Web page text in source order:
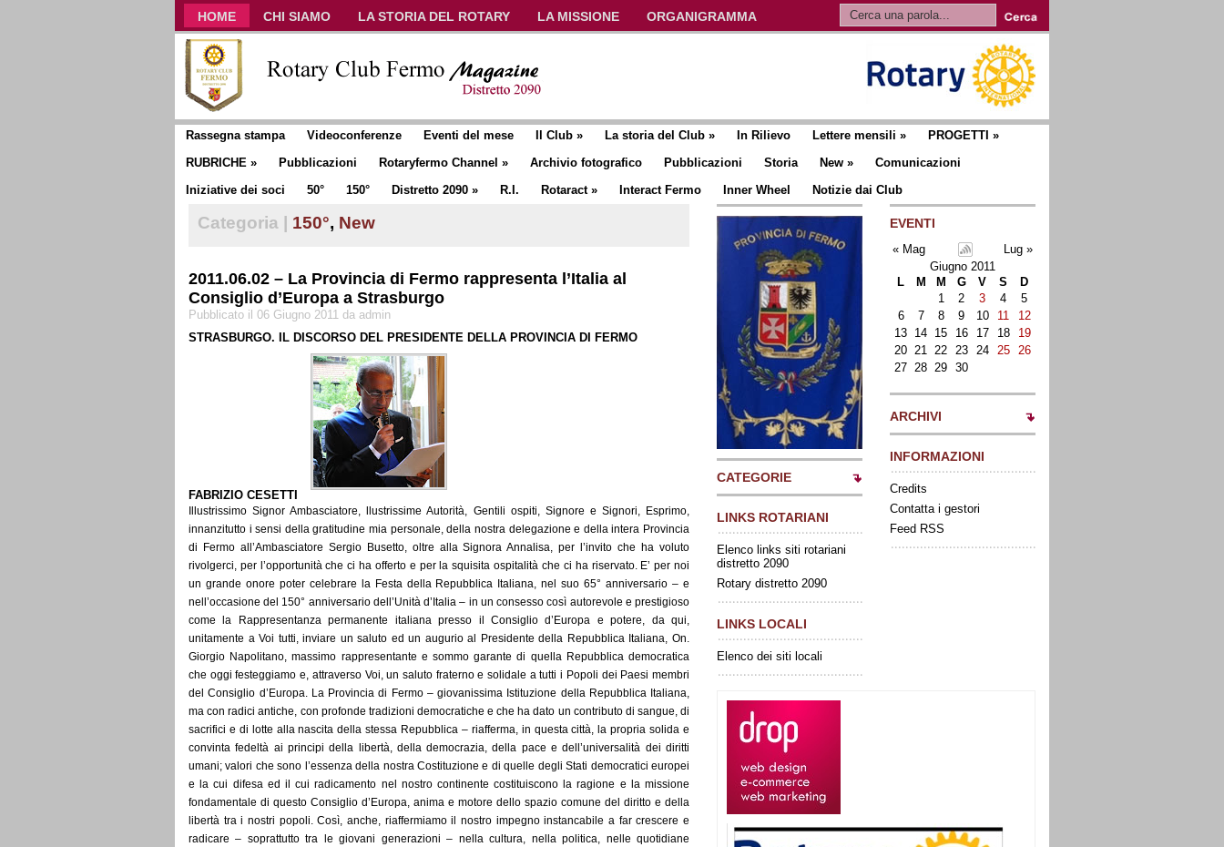
HOME CHI SIAMO LA STORIA DEL ROTARY LA MISSIONE
ORGANIGRAMMA
CLUB COMMUNICATOR
Rassegna stampa Videoconferenze Eventi del mese Il Club » La storia del Club » In Rilievo Lettere mensili » PROGETTI »
RUBRICHE » Pubblicazioni Rotaryfermo Channel » Archivio fotografico Pubblicazioni Storia New »
Comunicazioni
Iniziative dei soci
50° 150° Distretto 2090 » R.I. Rotaract» Interact Fermo Inner Wheel Notizie dai Club
Categoria | 150°, New
2011.06.02 – La Provincia di Fermo rappresenta l’Italia al
Consiglio d’Europa a Strasburgo
Pubblicato il 06 Giugno 2011 da admin
STRASBURGO. IL DISCORSO DEL PRESIDENTE DELLA PROVINCIA DI FERMO
FABRIZIO CESETTI
Illustrissimo Signor Ambasciatore, llustrissime Autorità, Gentili ospiti, Signore e Signori, Esprimo,
innanzitutto i sensi della gratitudine mia personale, della nostra delegazione e della intera Provincia
di Fermo all’Ambasciatore Sergio Busetto, oltre alla Signora Annalisa, per l’invito che ha voluto
rivolgerci, per l’opportunità che ci ha offerto e per la squisita ospitalità che ci ha riservato. E’ per noi
un grande onore poter celebrare la Festa della Repubblica Italiana, nel suo 65° anniversario – e
nell’occasione del 150° anniversario dell’Unità d’Italia – in un consesso così autorevole e prestigioso
come la Rappresentanza permanente italiana presso il Consiglio d’Europa e potere, da qui,
unitamente a Voi tutti, inviare un saluto ed un augurio al Presidente della Repubblica Italiana, On.
Giorgio Napolitano, massimo rappresentante e sommo garante di quella Repubblica democratica
che oggi festeggiamo e, attraverso Voi, un saluto fraterno e solidale a tutti i Popoli dei Paesi membri
del Consiglio d’Europa. La Provincia di Fermo – giovanissima Istituzione della Repubblica Italiana,
ma con radici antiche, con profonde tradizioni democratiche e che ha dato un contributo di sangue, di
sacrifici e di lotte alla nascita della stessa Repubblica – riafferma, in questa città, la propria solida e
convinta fedeltà ai principi della libertà, della democrazia, della pace e dell’universalità dei diritti
umani; valori che sono l’essenza della nostra Costituzione e di quelle degli Stati democratici europei
e la cui difesa ed il cui radicamento nel nostro continente costituiscono la ragione e la missione
fondamentale di questo Consiglio d’Europa, anima e motore dello spazio comune del diritto e della
libertà tra i nostri popoli. Così, anche, riaffermiamo il nostro impegno instancabile a far crescere e
radicare – soprattutto tra le giovani generazioni – nella cultura, nella politica, nelle quotidiane
CATEGORIE
LINKS ROTARIANI
Elenco links siti rotariani
distretto 2090
Rotary distretto 2090
LINKS LOCALI
Elenco dei siti locali
EVENTI
« Mag
Lug »
Giugno 2011
L
M M G V S
D
1
2 3 4
5
6
7 8 9 10 11
12
13 14 15 16 17 18
19
20 21 22 23 24 25
26
27 28 29 30
ARCHIVI
INFORMAZIONI
Credits
Contatta i gestori
Feed RSS